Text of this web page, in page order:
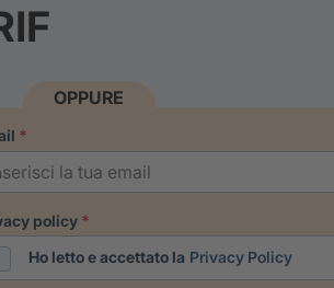
OPPURE
policy
Ho letto e accettato la Privacy Policy